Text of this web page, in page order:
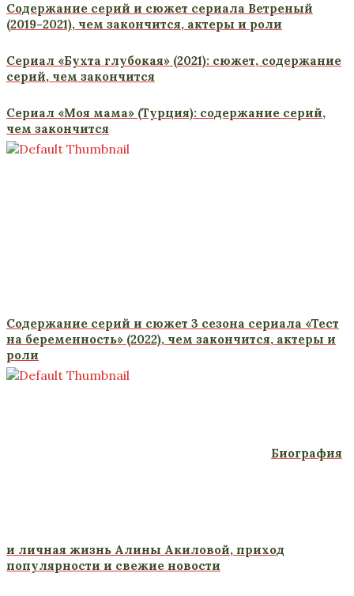
Содержание серий и сюжет сериала Ветреный
(2019-2021), чем закончится, актеры и роли
Сериал «Бухта глубокая» (2021): сюжет, содержание
серий, чем закончится
Сериал «Моя мама» (Турция): содержание серий,
чем закончится
Содержание серий и сюжет 3 сезона сериала «Тест
на беременность» (2022), чем закончится, актеры и
роли
Биография
и личная жизнь Алины Акиловой, приход
популярности и свежие новости